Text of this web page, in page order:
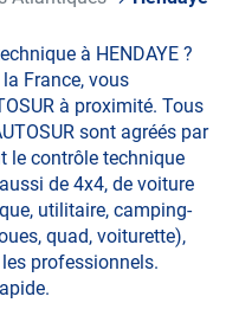
à HENDAYE ?
France, vous
à proximité. Tous
sont agréés par
le contrôle technique
de 4x4, de voiture
utilitaire, camping-
quad, voiturette),
professionnels.